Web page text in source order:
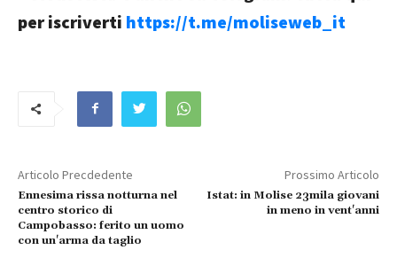
per iscriverti https://t.me/moliseweb_it
Articolo Precdedente
Ennesima rissa notturna nel
centro storico di
Campobasso: ferito un uomo
con un'arma da taglio
Prossimo Articolo
Istat: in Molise 23mila giovani
in meno in vent'anni